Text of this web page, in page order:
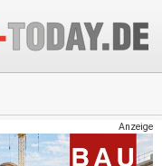
Anzeige